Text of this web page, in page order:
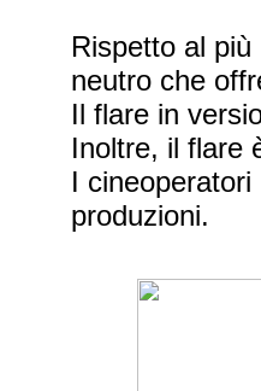
Rispetto al
neutro che
Il flare in
Inoltre, il flare
I
produzioni.